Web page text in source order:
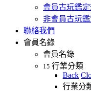
會員古玩鑑定
非會員古玩鑑
聯絡我們
會員名錄
會員名錄
15 行業分類
Back
行業分